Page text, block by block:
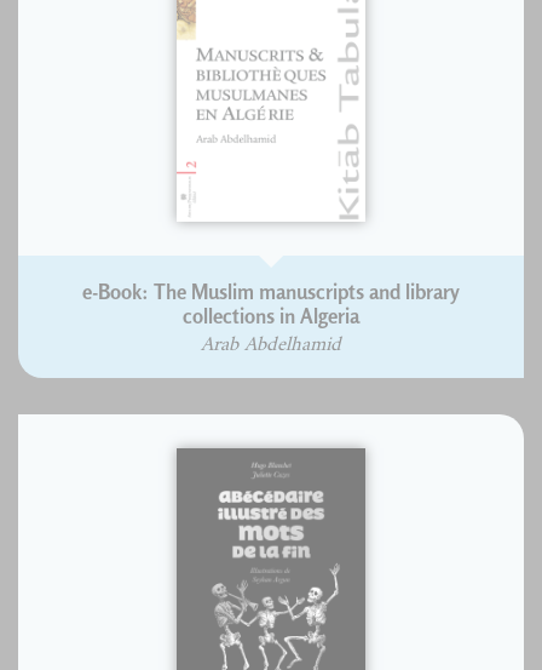
e-Book: The Muslim manuscripts and library
collections in Algeria
Arab Abdelhamid